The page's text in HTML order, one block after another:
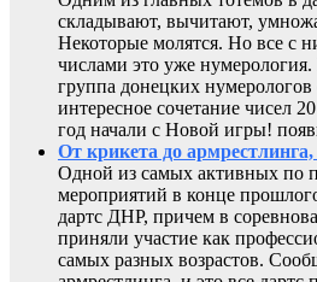
складывают, вычитают,
Некоторые молятся. Но все с
числами это уже
группа донецких
интересное сочетание чисел
год начали с Новой игры!
От крикета до армрестлинга,
Одной из самых активных по
мероприятий в конце
дартс ДНР, причем в
приняли участие как
самых разных возрастов.